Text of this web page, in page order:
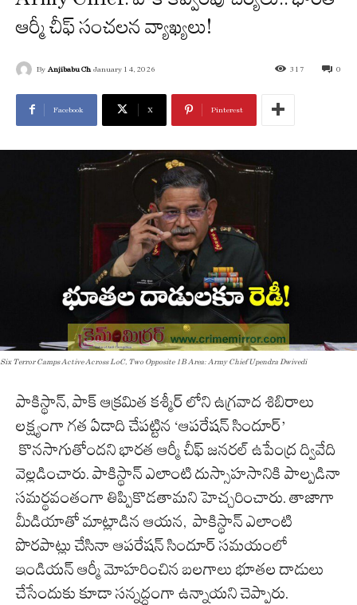
ఆర్మీ చీఫ్ సంచలన వ్యాఖ్యలు!
By Anjibabu Ch January 14, 2026 0
317
Facebook X Pinterest
Six Terror Camps Active Across LoC, Two Opposite 1B Area: Army Chief Upendra Dwivedi
పాకిస్థాన్, పాక్ ఆక్రమిత కశ్మీర్ లోని ఉగ్రవాద శిబిరాలు
లక్ష్యంగా గత ఏడాది చేపట్టిన ‘ఆపరేషన్ సిందూర్’
కొనసాగుతోందని భారత ఆర్మీ చీఫ్ జనరల్ ఉపేంద్ర ద్వివేది
వెల్లడించారు. పాకిస్థాన్ ఎలాంటి దుస్సాహసానికి పాల్పడినా
సమర్థవంతంగా తిప్పికొడతామని హెచ్చరించారు. తాజాగా
మీడియాతో మాట్లాడిన ఆయన, పాకిస్థాన్ ఎలాంటి
పొరపాట్లు చేసినా ఆపరేషన్ సిందూర్ సమయంలో
ఇండియన్ ఆర్మీ మోహరించిన బలగాలు భూతల దాడులు
చేసేందుకు కూడా సన్నద్ధంగా ఉన్నాయని చెప్పారు.